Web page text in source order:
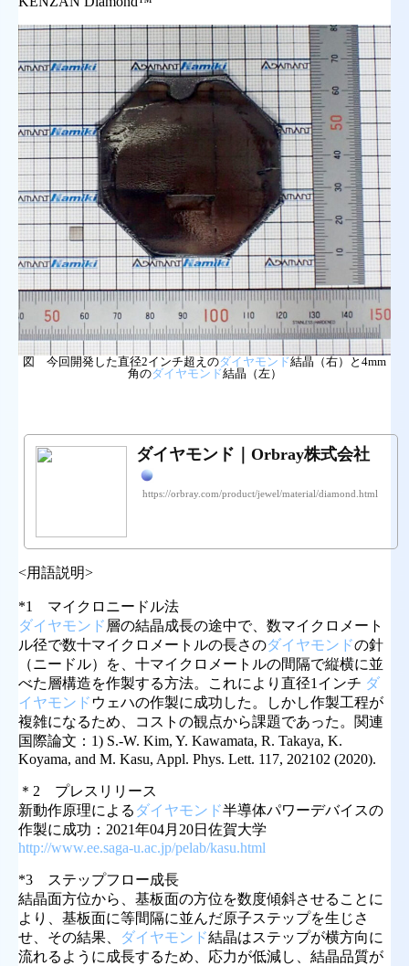
図 今回開発した直径2インチ超えのダイヤモンド結晶（右）と4mm
角のダイヤモンド結晶（左）
ダイヤモンド｜Orbray株式会社
https://orbray.com/product/jewel/material/diamond.html
<用語説明>
*1 マイクロニードル法
ダイヤモンド 層の結晶成長の途中で、数マイクロメート
ル径で数十マイクロメートルの長さのダイヤモンドの針
（ニードル）を、十マイクロメートルの間隔で縦横に並
べた層構造を作製する方法。これにより直径1インチ ダ
イヤモンド ウェハの作製に成功した。しかし作製工程が
複雑になるため、コストの観点から課題であった。関連
国際論文：1) S.-W. Kim, Y. Kawamata, R. Takaya, K.
Koyama, and M. Kasu, Appl. Phys. Lett. 117, 202102 (2020).
＊2 プレスリリース
新動作原理による ダイヤモンド半導体パワーデバイスの
作製に成功：2021年04月20日佐賀大学
http://www.ee.saga-u.ac.jp/pelab/kasu.html
*3 ステップフロー成長
結晶面方位から、基板面の方位を数度傾斜させることに
より、基板面に等間隔に並んだ原子ステップを生じさ
せ、その結果、
ダイヤモンド結晶はステップが横方向に
流れるように成長するため、応力が低減し、結晶品質が